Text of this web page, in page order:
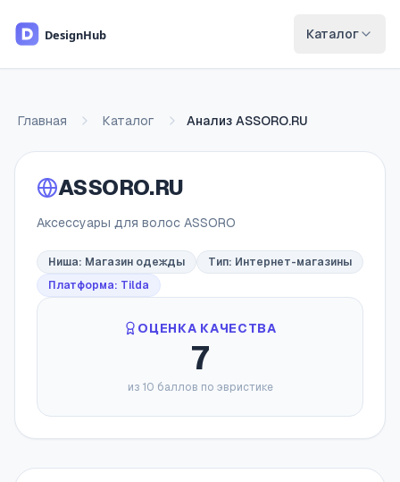
Каталог
Главная Каталог Анализ ASSORO.RU
ASSORO.RU
Аксессуары для волос ASSORO
Ниша: Магазин одежды Тип: Интернет-магазины
Платформа: Tilda
ОЦЕНКА КАЧЕСТВА
7
из 10 баллов по эвристике